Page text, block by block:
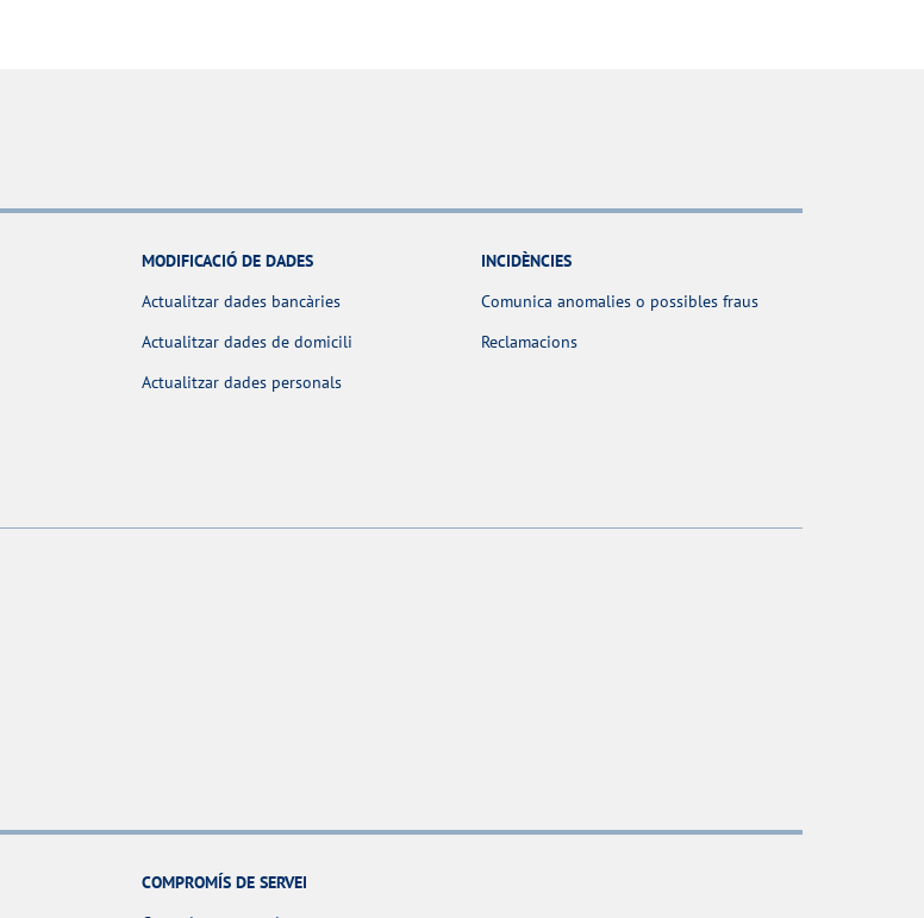
MODIFICACIÓ DE DADES
Actualitzar dades bancàries
Actualitzar dades de domicili
Actualitzar dades personals
INCIDÈNCIES
Comunica anomalies o possibles fraus
Reclamacions
COMPROMÍS DE SERVEI